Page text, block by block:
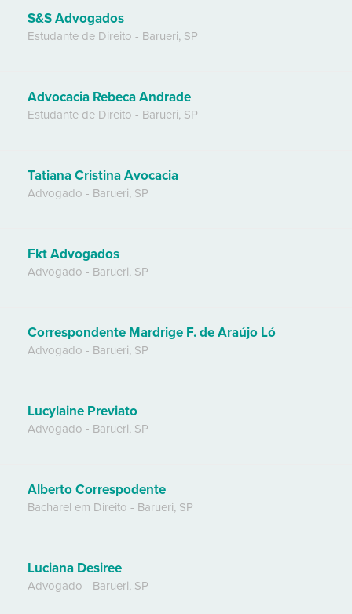
S&S Advogados
Estudante de Direito - Barueri, SP
Advocacia Rebeca Andrade
Estudante de Direito - Barueri, SP
Tatiana Cristina Avocacia
Advogado - Barueri, SP
Fkt Advogados
Advogado - Barueri, SP
Correspondente Mardrige F. de Araújo Ló
Advogado - Barueri, SP
Lucylaine Previato
Advogado - Barueri, SP
Alberto Correspodente
Bacharel em Direito - Barueri, SP
Luciana Desiree
Advogado - Barueri, SP